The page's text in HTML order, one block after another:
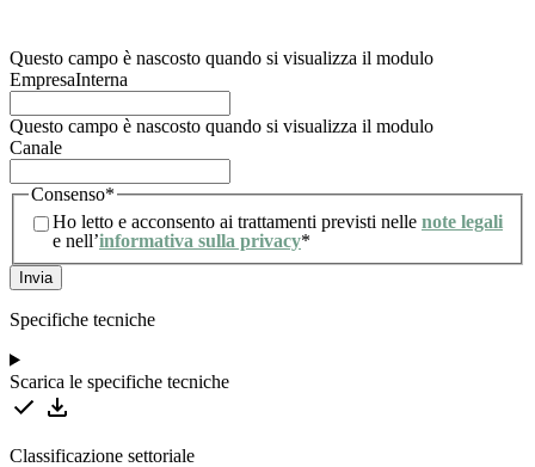
Questo campo è nascosto quando si visualizza il modulo
EmpresaInterna
Questo campo è nascosto quando si visualizza il modulo
Canale
Consenso*
Ho letto e acconsento ai trattamenti previsti nelle note legali
e nell’informativa sulla privacy*
Specifiche tecniche
Scarica le specifiche tecniche
Classificazione settoriale